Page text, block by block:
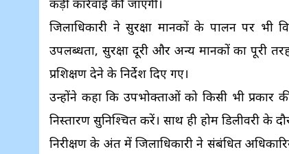
कड़ी कार्रवाई की जाएगी।
जिलाधिकारी ने सुरक्षा मानकों के पालन पर भी
उपलब्धता, सुरक्षा दूरी और अन्य मानकों का पूरी
प्रशिक्षण देने के निर्देश दिए गए।
उन्होंने कहा कि उपभोक्ताओं को किसी भी प्रकार
निस्तारण सुनिश्चित करें। साथ ही होम डिलीवरी के
निरीक्षण के अंत में जिलाधिकारी ने संबंधित